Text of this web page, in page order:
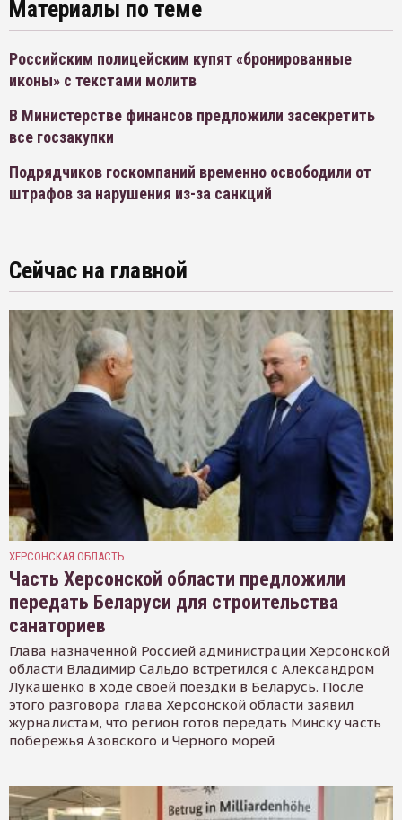
Материалы по теме
Российским полицейским купят «бронированные
иконы» с текстами молитв
В Министерстве финансов предложили засекретить
все госзакупки
Подрядчиков госкомпаний временно освободили от
штрафов за нарушения из-за санкций
Сейчас на главной
ХЕРСОНСКАЯ ОБЛАСТЬ
Часть Херсонской области предложили
передать Беларуси для строительства
санаториев
Глава назначенной Россией администрации Херсонской
области Владимир Сальдо встретился с Александром
Лукашенко в ходе своей поездки в Беларусь. После
этого разговора глава Херсонской области заявил
журналистам, что регион готов передать Минску часть
побережья Азовского и Черного морей